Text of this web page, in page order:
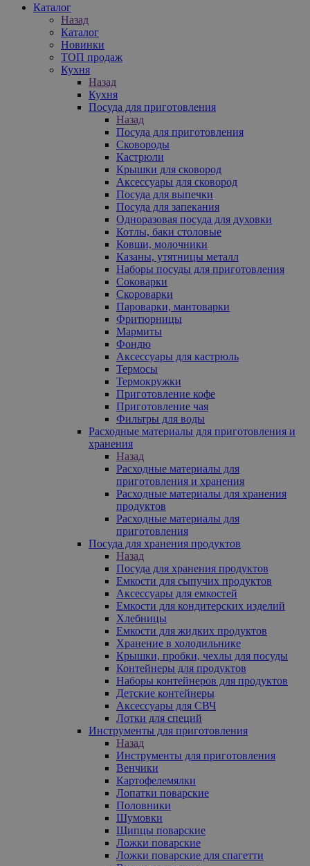
Каталог
Назад
Каталог
Новинки
ТОП продаж
Кухня
Назад
Кухня
Посуда для приготовления
Назад
Посуда для приготовления
Сковороды
Кастрюли
Крышки для сковород
Аксессуары для сковород
Посуда для выпечки
Посуда для запекания
Одноразовая посуда для духовки
Котлы, баки столовые
Ковши, молочники
Казаны, утятницы металл
Наборы посуды для приготовления
Соковарки
Скороварки
Пароварки, мантоварки
Фритюрницы
Мармиты
Фондю
Аксессуары для кастрюль
Термосы
Термокружки
Приготовление кофе
Приготовление чая
Фильтры для воды
Расходные материалы для приготовления и
хранения
Назад
Расходные материалы для
приготовления и хранения
Расходные материалы для хранения
продуктов
Расходные материалы для
приготовления
Посуда для хранения продуктов
Назад
Посуда для хранения продуктов
Емкости для сыпучих продуктов
Аксессуары для емкостей
Емкости для кондитерских изделий
Хлебницы
Емкости для жидких продуктов
Хранение в холодильнике
Крышки, пробки, чехлы для посуды
Контейнеры для продуктов
Наборы контейнеров для продуктов
Детские контейнеры
Аксессуары для СВЧ
Лотки для специй
Инструменты для приготовления
Назад
Инструменты для приготовления
Венчики
Картофелемялки
Лопатки поварские
Половники
Шумовки
Щипцы поварские
Ложки поварские
Ложки поварские для спагетти